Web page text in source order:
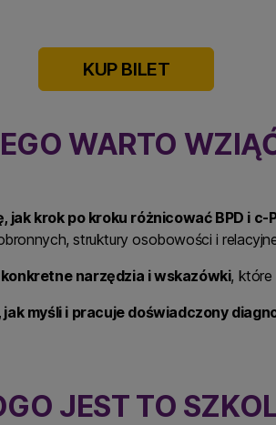
KUP BILET
WARTO
jak krok po kroku różnicować BPD i c-
struktury osobowości i
narzędzia i wskazówki, które
jak myśli i pracuje doświadczony
JEST TO